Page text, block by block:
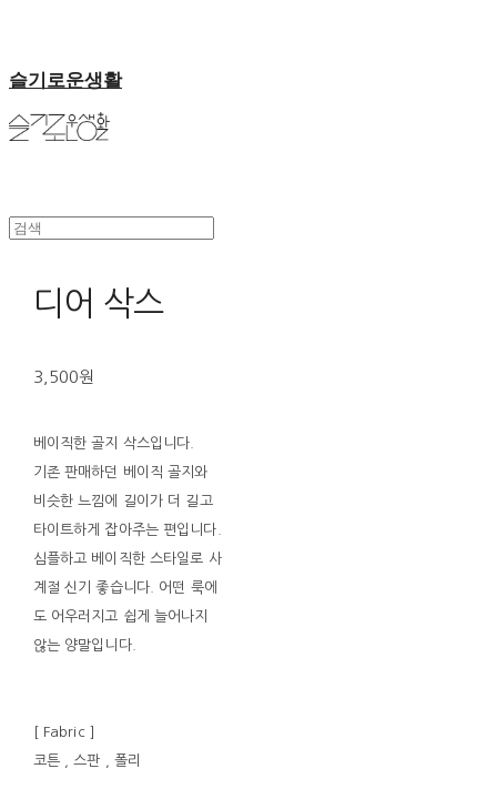
슬기로운생활
디어 삭스
3,500원
베이직한 골지 삭스입니다.
기존 판매하던 베이직 골지와
비슷한 느낌에 길이가 더 길고
타이트하게 잡아주는 편입니다.
심플하고 베이직한 스타일로 사
계절 신기 좋습니다. 어떤 룩에
도 어우러지고 쉽게 늘어나지
않는 양말입니다.
[ Fabric ]
코튼 , 스판 , 폴리